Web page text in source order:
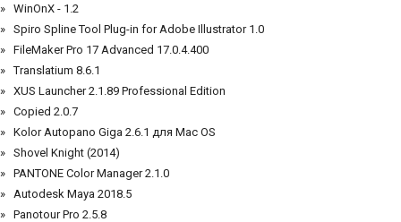
WinOnX - 1.2
Spiro Spline Tool Plug-in for Adobe Illustrator 1.0
FileMaker Pro 17 Advanced 17.0.4.400
Translatium 8.6.1
XUS Launcher 2.1.89 Professional Edition
Copied 2.0.7
Kolor Autopano Giga 2.6.1 для Mac OS
Shovel Knight (2014)
PANTONE Color Manager 2.1.0
Autodesk Maya 2018.5
Panotour Pro 2.5.8